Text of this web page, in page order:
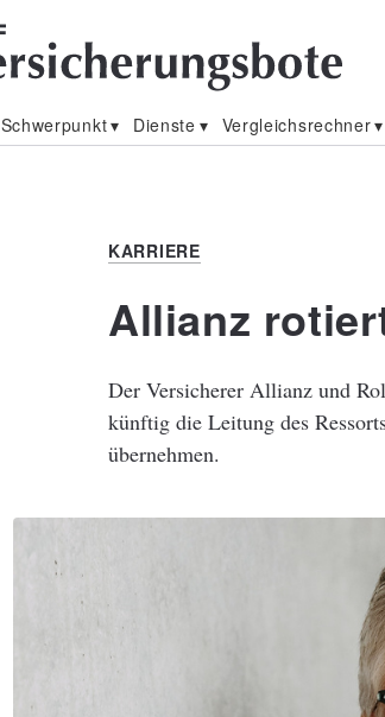
Schwerpunkt Dienste Vergleichsrechner
KARRIERE
Allianz
Der Versicherer Allianz und
künftig die Leitung des
übernehmen.